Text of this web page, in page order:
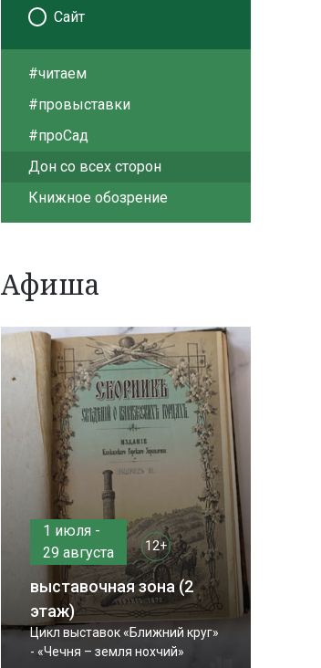
Сайт
#читаем
#провыставки
#проСад
Дон со всех сторон
Книжное обозрение
Афиша
1 июля -
29 августа
12+
выставочная зона (2
этаж)
Цикл выставок «Ближний круг»
- «Чечня – земля нохчий»